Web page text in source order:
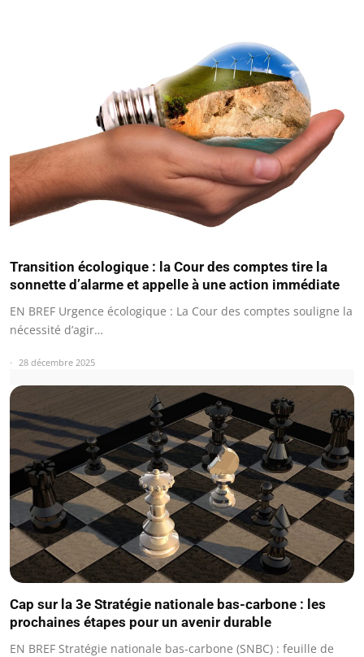
Transition écologique : la Cour des comptes tire la
sonnette d’alarme et appelle à une action immédiate
EN BREF Urgence écologique : La Cour des comptes souligne la
nécessité d’agir…
28 décembre 2025
Cap sur la 3e Stratégie nationale bas-carbone : les
prochaines étapes pour un avenir durable
EN BREF Stratégie nationale bas-carbone (SNBC) : feuille de